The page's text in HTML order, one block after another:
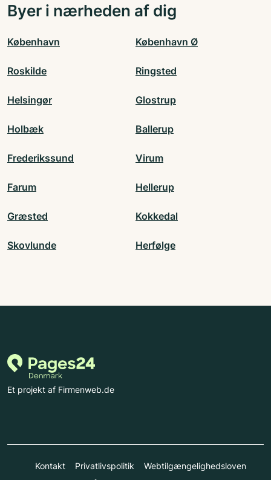
Byer i nærheden af dig
København København Ø
Roskilde Ringsted
Helsingør Glostrup
Holbæk Ballerup
Frederikssund Virum
Farum Hellerup
Græsted Kokkedal
Skovlunde Herfølge
Et projekt af Firmenweb.de
Kontakt Privatlivspolitik
Webtilgængelighedsloven